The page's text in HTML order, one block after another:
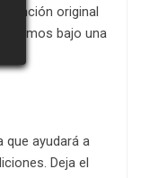
canción original
bajo una
que ayudará a
Deja el